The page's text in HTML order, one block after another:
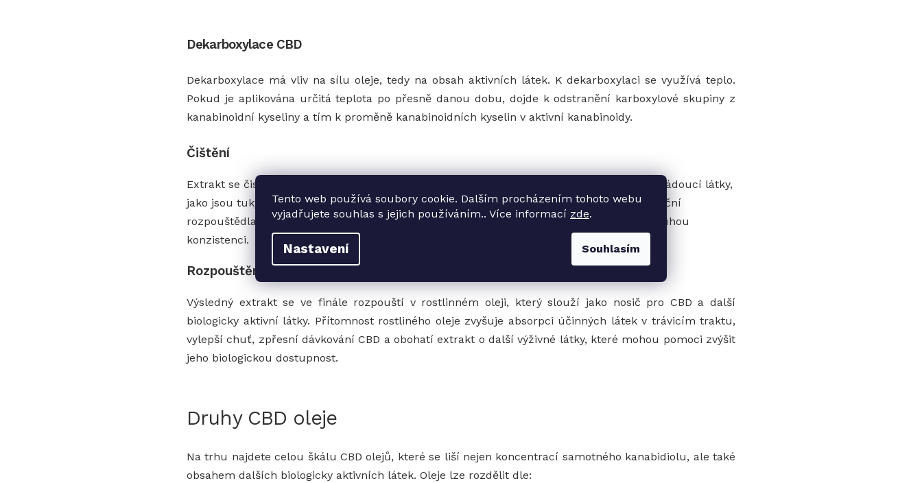
Tento web používá soubory cookie. Dalším procházením tohoto webu
vyjadřujete souhlas s jejich používáním.. Více informací zde.
Nastavení Souhlasím
Dekarboxylace CBD
Dekarboxylace má vliv na sílu oleje, tedy na obsah aktivních látek. K dekarboxylaci se využívá teplo.
Pokud je aplikována určitá teplota po přesně danou dobu, dojde k odstranění karboxylové skupiny z
kanabinoidní kyseliny a tím k proměně kanabinoidních kyselin v aktivní kanabinoidy.
Čištění
Extrakt se čistí pomocí specializovaného filtračního systému. Díky tomu se odstraňují nežádoucí látky,
jako jsou tuky, vosky, přírodní barviva (chlorofyl), cukry, potenciální kontaminanty a extrakční
rozpouštědla z finálního produktu. Pročištěný produkt je světlejší, má jemnější aroma a tuhou
konzistenci.
Rozpouštění extraktu
Výsledný extrakt se ve finále rozpouští v rostlinném oleji, který slouží jako nosič pro CBD a další
biologicky aktivní látky. Přítomnost rostliného oleje zvyšuje absorpci účinných látek v trávicím traktu,
vylepší chuť, zpřesní dávkování CBD a obohatí extrakt o další výživné látky, které mohou pomoci zvýšit
jeho biologickou dostupnost.
Druhy CBD oleje
Na trhu najdete celou škálu CBD olejů, které se liší nejen koncentrací samotného kanabidiolu, ale také
obsahem dalších biologicky aktivních látek. Oleje lze rozdělit dle: